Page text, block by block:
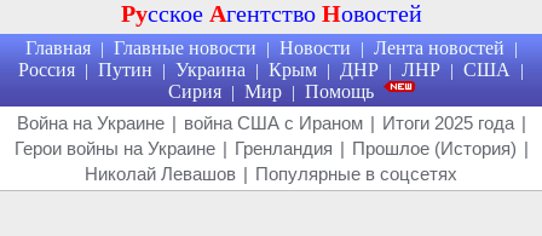
Русское Агентство Новостей
Главная | Главные новости | Новости | Лента новостей |
Россия | Путин | Украина | Крым | ДНР | ЛНР | США |
Сирия | Мир | Помощь
Война на Украине | война США с Ираном | Итоги 2025 года |
Герои войны на Украине | Гренландия | Прошлое (История) |
Николай Левашов | Популярные в соцсетях